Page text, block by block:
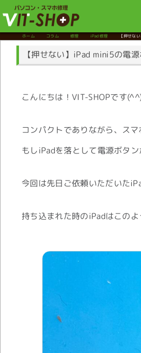
ホーム コラム 修理 iPad修理 【押せな
【押せない】iPad mini5の電
こんにちは！VIT-SHOPです
コンパクトでありながら、ス
もしiPadを落として電源ボタ
今回は先日ご依頼いただいた
持ち込まれた時のiPadはこのよ